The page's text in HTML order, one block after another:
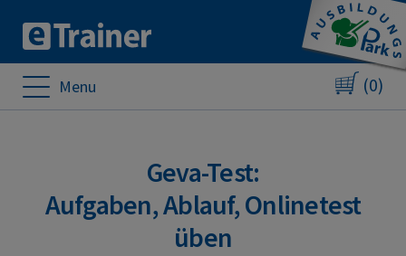
Menu (0)
Geva-Test:
Aufgaben, Ablauf, Onlinetest
üben